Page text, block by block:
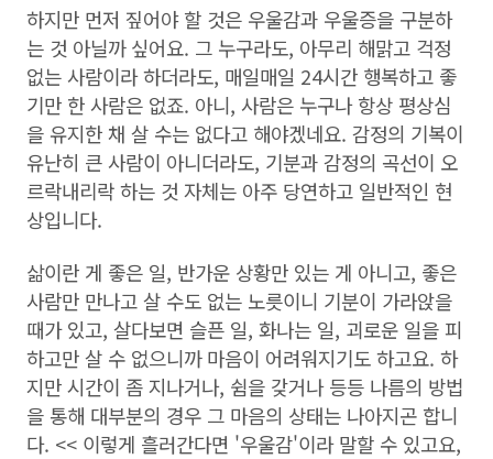
하지만 먼저 짚어야 할 것은 우울감과 우울증을 구분하
는 것 아닐까 싶어요. 그 누구라도, 아무리 해맑고 걱정
없는 사람이라 하더라도, 매일매일 24시간 행복하고 좋
기만 한 사람은 없죠. 아니, 사람은 누구나 항상 평상심
을 유지한 채 살 수는 없다고 해야겠네요. 감정의 기복이
유난히 큰 사람이 아니더라도, 기분과 감정의 곡선이 오
르락내리락 하는 것 자체는 아주 당연하고 일반적인 현
상입니다.
삶이란 게 좋은 일, 반가운 상황만 있는 게 아니고, 좋은
사람만 만나고 살 수도 없는 노릇이니 기분이 가라앉을
때가 있고, 살다보면 슬픈 일, 화나는 일, 괴로운 일을 피
하고만 살 수 없으니까 마음이 어려워지기도 하고요. 하
지만 시간이 좀 지나거나, 쉼을 갖거나 등등 나름의 방법
을 통해 대부분의 경우 그 마음의 상태는 나아지곤 합니
다. << 이렇게 흘러간다면 '우울감'이라 말할 수 있고요,